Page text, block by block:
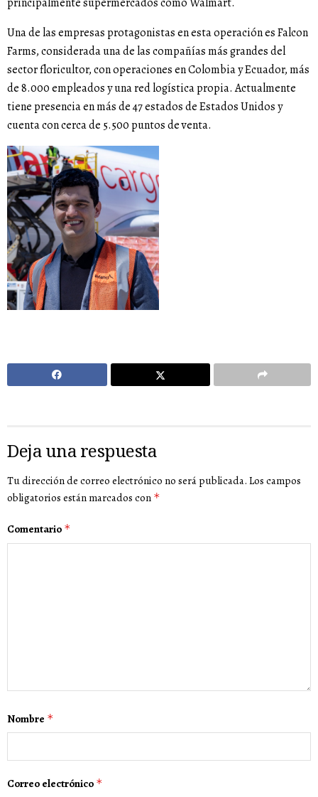
Una de las empresas protagonistas en esta operación esFalcon
Farms, considerada una de las compañías más grandes del
sector floricultor, con operaciones en Colombia y Ecuador, más
de 8.000 empleados y una red logística propia. Actualmente
tiene presencia en más de 47 estados de Estados Unidos y
cuenta con cerca de 5.500 puntos de venta.
Deja una respuesta
Tu dirección de correo electrónico no será publicada. Los campos
obligatorios están marcados con *
Comentario *
Nombre *
Correo electrónico *